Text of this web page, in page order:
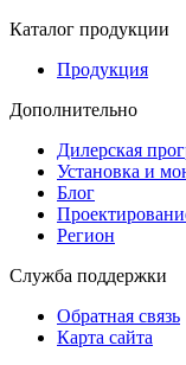
Каталог продукции
Продукция
Дополнительно
Дилерская
Установка и
Блог
Регион
Служба поддержки
Обратная связь
Карта сайта